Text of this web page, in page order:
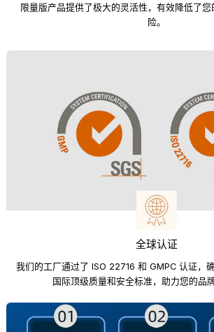
限量版产品提供了极大的灵活性，有效降低了
险。
全球认证
我们的工厂通过了 ISO 22716 和 GMPC 认证，
国际顶级质量和安全标准，助力您的品